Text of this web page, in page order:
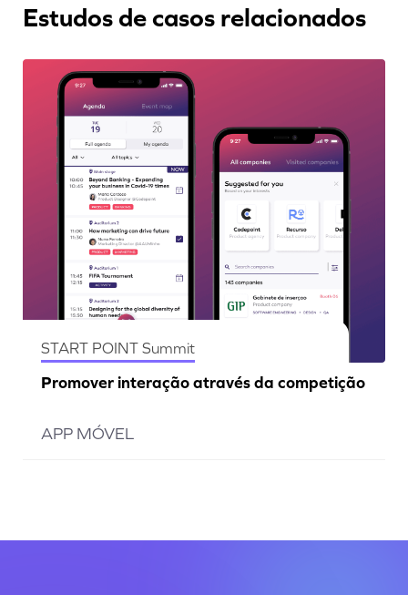
Estudos de casos relacionados
START POINT Summit
Promover interação através da competição
APP MÓVEL